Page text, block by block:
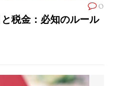
0
税金：必知のルール